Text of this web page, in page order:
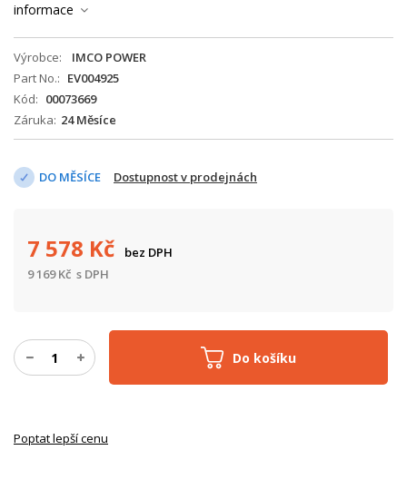
informace
Výrobce
IMCO POWER
Part No.
EV004925
Kód
00073669
Záruka 24 Měsíce
DO MĚSÍCE Dostupnost v prodejnách
Do košíku
7 578 Kč
bez DPH
9 169Kč s DPH
Poptat lepší cenu